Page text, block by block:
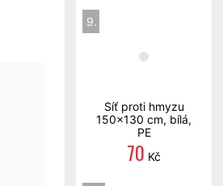
9.
Síť proti hmyzu
150x130 cm, bílá,
PE
70 Kč